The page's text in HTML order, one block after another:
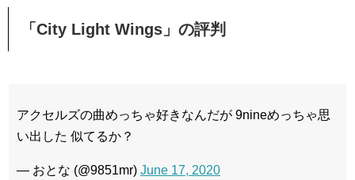
「City Light Wings」の評判
アクセルズの曲めっちゃ好きなんだが 9nineめっちゃ思
い出した 似てるか？
— おとな (@9851mr) June 17, 2020